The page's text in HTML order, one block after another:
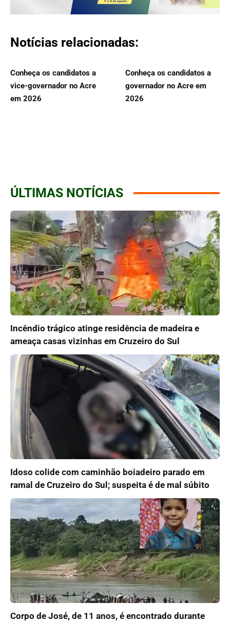
Notícias relacionadas:
Conheça os candidatos a
vice-governador no Acre
em 2026
Conheça os candidatos a
governador no Acre em
2026
ÚLTIMAS NOTÍCIAS
Incêndio trágico atinge residência de madeira e
ameaça casas vizinhas em Cruzeiro do Sul
Idoso colide com caminhão boiadeiro parado em
ramal de Cruzeiro do Sul; suspeita é de mal súbito
Corpo de José, de 11 anos, é encontrado durante